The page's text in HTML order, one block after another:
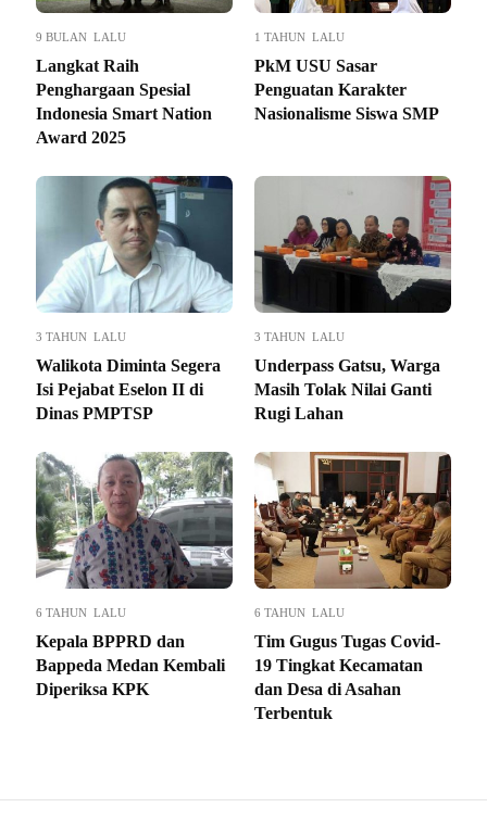
9 BULAN LALU
Langkat Raih
Penghargaan Spesial
Indonesia Smart Nation
Award 2025
1 TAHUN LALU
PkM USU Sasar
Penguatan Karakter
Nasionalisme Siswa SMP
3 TAHUN LALU
Walikota Diminta Segera
Isi Pejabat Eselon II di
Dinas PMPTSP
3 TAHUN LALU
Underpass Gatsu, Warga
Masih Tolak Nilai Ganti
Rugi Lahan
6 TAHUN LALU
Kepala BPPRD dan
Bappeda Medan Kembali
Diperiksa KPK
6 TAHUN LALU
Tim Gugus Tugas Covid-
19 Tingkat Kecamatan
dan Desa di Asahan
Terbentuk